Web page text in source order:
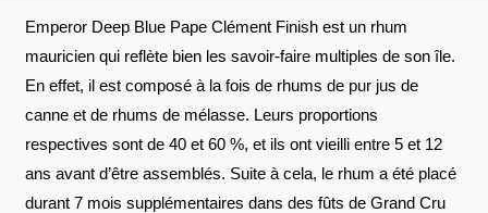
Emperor Deep Blue Pape Clément Finish est un rhum
mauricien qui reflète bien les savoir-faire multiples de son île.
En effet, il est composé à la fois de rhums de pur jus de
canne et de rhums de mélasse. Leurs proportions
respectives sont de 40 et 60 %, et ils ont vieilli entre 5 et 12
ans avant d’être assemblés. Suite à cela, le rhum a été placé
durant 7 mois supplémentaires dans des fûts de Grand Cru